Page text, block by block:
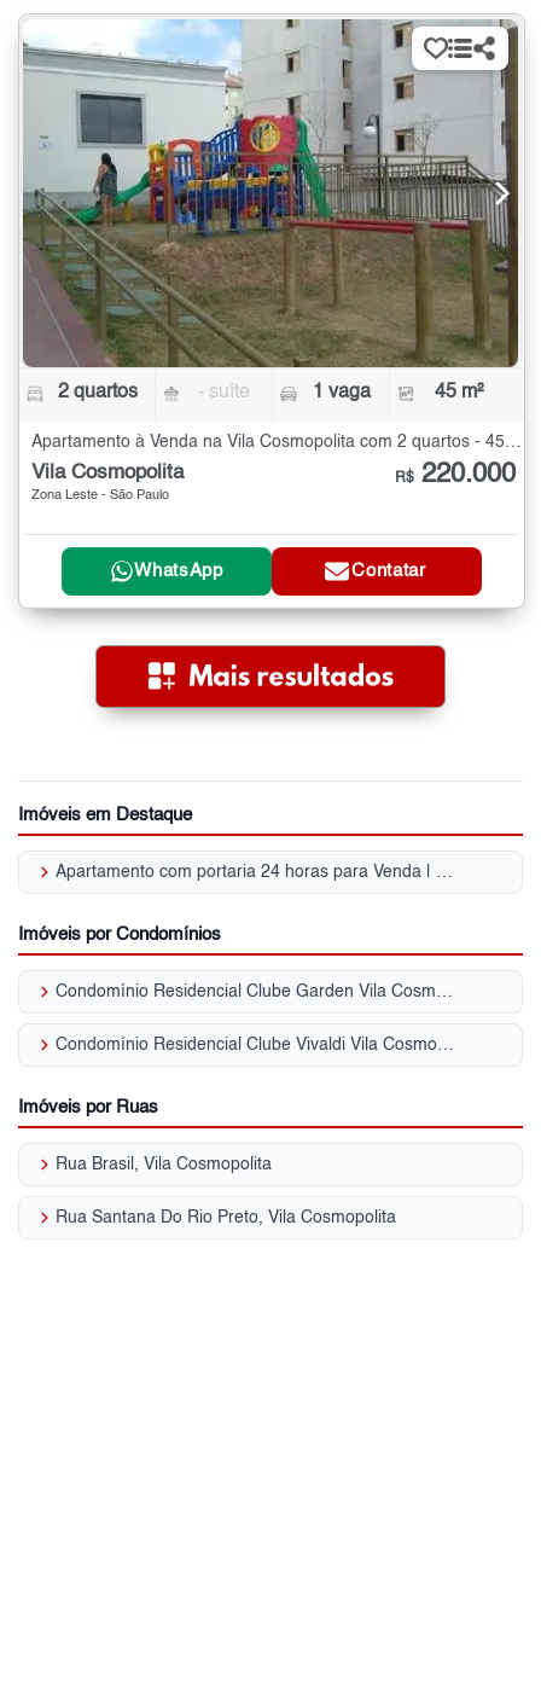
2 quartos - suíte 1 vaga 45 m²
Apartamento à Venda na Vila Cosmopolita com 2 quartos - 45 m²
Vila Cosmopolita
Zona Leste - São Paulo
R$ 220.000
WhatsApp Contatar
Imóveis em Destaque
keyboard_arrow_right Apartamento com portaria 24 horas para Venda | Vila Cosmopolita
Imóveis por Condomínios
keyboard_arrow_right Condomínio Residencial Clube Garden Vila Cosmopolita
keyboard_arrow_right Condomínio Residencial Clube Vivaldi Vila Cosmopolita
Imóveis por Ruas
keyboard_arrow_right Rua Brasil, Vila Cosmopolita
keyboard_arrow_right Rua Santana Do Rio Preto, Vila Cosmopolita